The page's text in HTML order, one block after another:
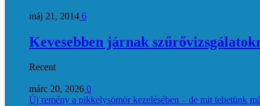
máj 21, 2014 6
Kevesebben járnak
Recent
márc 20, 2026 0
Új remény a pikkelysömör kezelésében – de mit tehetünk